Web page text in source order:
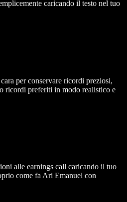
caricando il testo nel tuo
per conservare ricordi preziosi,
ricordi preferiti in modo realistico e
alle earnings call caricando il tuo
come fa Ari Emanuel con